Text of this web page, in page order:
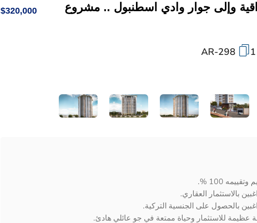
وإلى جوار وادي اسطنبول .. مشروع
$320,000
100 %.
بالاستثمار العقاري.
بالحصول على الجنسية التركية.
للاستثمار وحياة ممتعة في جو عائلي هادئ.